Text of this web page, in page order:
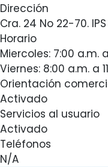
Dirección
Cra. 24 No 22-70.
Horario
Miercoles: 7:00 a.m.
Viernes: 8:00 a.m. a
Orientación
Activado
Servicios al usuario
Activado
Teléfonos
N/A